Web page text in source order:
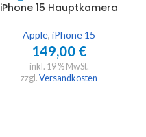
iPhone 15 Hauptkamera
Apple, iPhone 15
149,00 €
inkl. 19 % MwSt.
zzgl. Versandkosten